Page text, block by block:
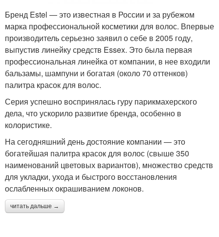
Бренд Estel — это известная в России и за рубежом
марка профессиональной косметики для волос. Впервые
производитель серьезно заявил о себе в 2005 году,
выпустив линейку средств Essex. Это была первая
профессиональная линейка от компании, в нее входили
бальзамы, шампуни и богатая (около 70 оттенков)
палитра красок для волос.
Серия успешно воспринялась гуру парикмахерского
дела, что ускорило развитие бренда, особенно в
колористике.
На сегодняшний день достояние компании — это
богатейшая палитра красок для волос (свыше 350
наименований цветовых вариантов), множество средств
для укладки, ухода и быстрого восстановления
ослабленных окрашиванием локонов.
читать дальше →